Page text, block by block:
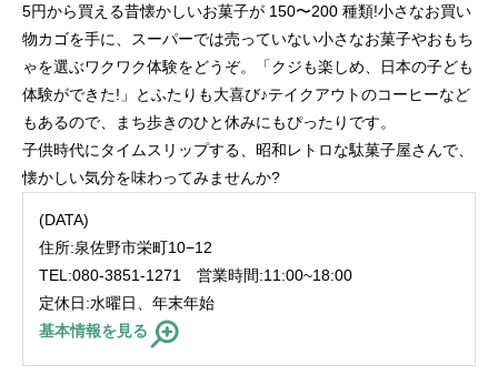
5円から買える昔懐かしいお菓子が 150〜200 種類!小さなお買い
物カゴを手に、スーパーでは売っていない小さなお菓子やおもち
ゃを選ぶワクワク体験をどうぞ。「クジも楽しめ、日本の子ども
体験ができた!」とふたりも大喜び♪テイクアウトのコーヒーなど
もあるので、まち歩きのひと休みにもぴったりです。
子供時代にタイムスリップする、昭和レトロな駄菓子屋さんで、
懐かしい気分を味わってみませんか?
(DATA)
住所:泉佐野市栄町10−12
TEL:080-3851-1271 営業時間:11:00~18:00
定休日:水曜日、年末年始
基本情報を見る